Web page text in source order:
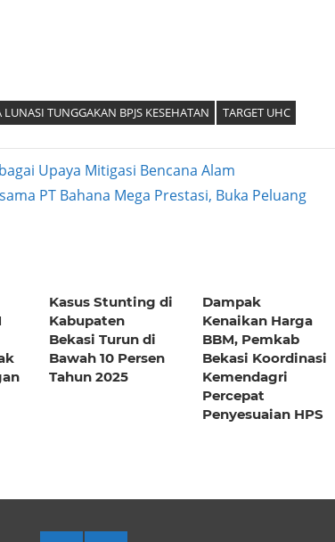
LUNASI TUNGGAKAN BPJS KESEHATAN TARGET UHC
Upaya Mitigasi Bencana Alam
PT Bahana Mega Prestasi, Buka Peluang
Kasus Stunting di
Kabupaten
Bekasi Turun di
Bawah 10 Persen
Tahun 2025
Dampak
Kenaikan Harga
BBM, Pemkab
Bekasi Koordinasi
Kemendagri
Percepat
Penyesuaian HPS